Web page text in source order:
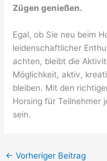
Zügen genießen.
Egal, ob Sie neu beim
leidenschaftlicher
achten, bleibt die
Möglichkeit, aktiv,
bleiben. Mit den
Horsing für Teilnehmer
sein.
← Vorheriger Beitrag